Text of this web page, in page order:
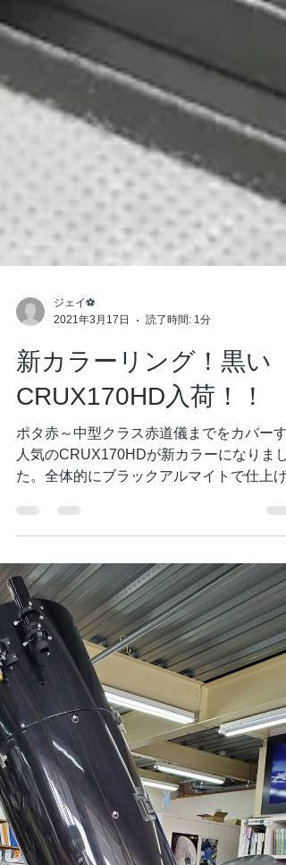
ジェイ⚽
2021年3月17日
読了時間: 1分
新カラーリング！黒い
CRUX170HD入荷！！
ポタ赤～中型クラス赤道儀までをカバーす
れ、波動減速ギアもダークグレーに染色さ
たシックな色合いに変更。シルバーメタリ
クのCRUXロゴがキラリと光ります。...